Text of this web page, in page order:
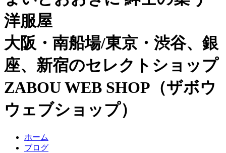
洋服屋
大阪・南船場/東京・渋谷、銀
座、新宿のセレクトショップ
ZABOU WEB SHOP（ザボウ
ウェブショップ）
ホーム
ブログ